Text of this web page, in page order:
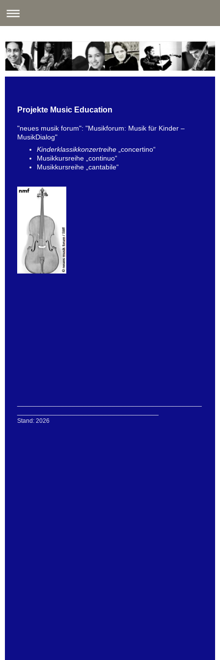
Projekte Music Education
"neues musik forum": "Musikforum: Musik für Kinder –
MusikDialog"
Kinderklassikkonzertreihe „concertino“
Musikkursreihe „continuo“
Musikkursreihe „cantabile“
Stand: 2026